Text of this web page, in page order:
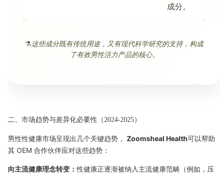
成分。
⚗️这些成分既有传统用途，又有现代科学研究的支持，构成
了有效男性活力产品的核心。
二、市场趋势与差异化必要性（2024-2025）
男性性健康市场呈现出几个关键趋势， Zoomsheal Health可以帮助
其 OEM 合作伙伴应对这些趋势：
向主流健康理念转变：性健康正逐渐被纳入主流健康范畴（例如，压